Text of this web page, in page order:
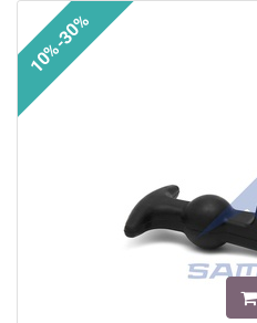
10%-30%